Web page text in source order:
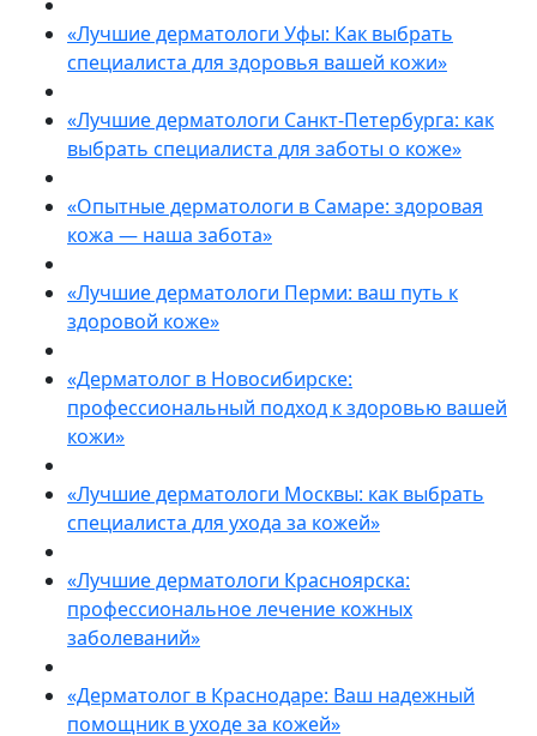
«Лучшие дерматологи Уфы: Как выбрать
специалиста для здоровья вашей кожи»
«Лучшие дерматологи Санкт-Петербурга: как
выбрать специалиста для заботы о коже»
«Опытные дерматологи в Самаре: здоровая
кожа — наша забота»
«Лучшие дерматологи Перми: ваш путь к
здоровой коже»
«Дерматолог в Новосибирске:
профессиональный подход к здоровью вашей
кожи»
«Лучшие дерматологи Москвы: как выбрать
специалиста для ухода за кожей»
«Лучшие дерматологи Красноярска:
профессиональное лечение кожных
заболеваний»
«Дерматолог в Краснодаре: Ваш надежный
помощник в уходе за кожей»